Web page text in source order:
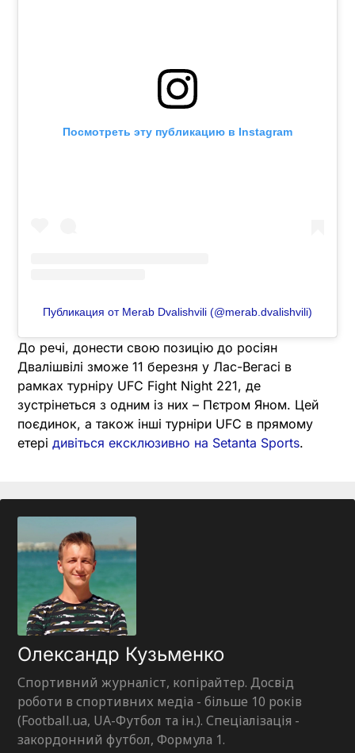
Посмотреть эту публикацию в Instagram
Публикация от Merab Dvalishvili (@merab.dvalishvili)
До речі, донести свою позицію до росіян
Двалішвілі зможе 11 березня у Лас-Вегасі в
рамках турніру UFC Fight Night 221, де
зустрінеться з одним із них – Пєтром Яном. Цей
поєдинок, а також інші турніри UFC в прямому
етері дивіться ексклюзивно на Setanta Sports.
Олександр Кузьменко
Спортивний журналіст, копірайтер. Досвід
роботи в спортивних медіа - більше 10 років
(Football.ua, UA-Футбол та ін.). Спеціалізація -
закордонний футбол, Формула 1.